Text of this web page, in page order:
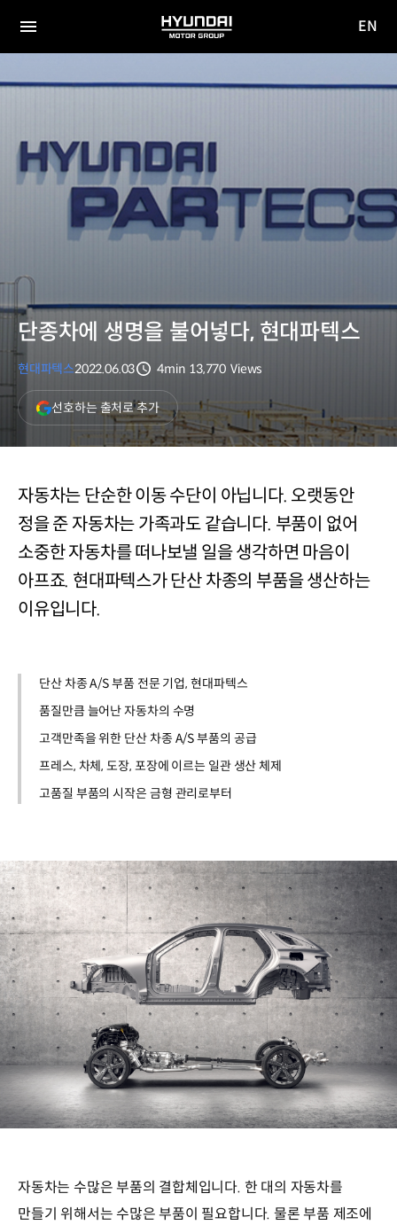
전체
HYUNDAI
MOTOR
이동
EN
단종차에 생명을 불어넣다, 현대파텍스
현대파텍스2022.06.03
4min 13,770 Views
선호하는 출처로 추가(새
창
열림)
자동차는 단순한 이동 수단이 아닙니다. 오랫동안
정을 준 자동차는 가족과도 같습니다. 부품이 없어
소중한 자동차를 떠나보낼 일을 생각하면 마음이
아프죠. 현대파텍스가 단산 차종의 부품을 생산하는
이유입니다.
단산 차종 A/S 부품 전문 기업, 현대파텍스
품질만큼 늘어난 자동차의 수명
고객만족을 위한 단산 차종 A/S 부품의 공급
프레스, 차체, 도장, 포장에 이르는 일관 생산 체제
고품질 부품의 시작은 금형 관리로부터
자동차는 수많은 부품의 결합체입니다. 한 대의 자동차를
만들기 위해서는 수많은 부품이 필요합니다. 물론 부품 제조에